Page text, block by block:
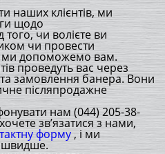
наших клієнтів, ми
щодо
чи волієте ви
чи провести
ми допоможемо вам.
проведуть вас через
замовлення банера. Вони
післяпродажне
нам (044) 205-38-
зв’язатися з нами,
форму , і ми